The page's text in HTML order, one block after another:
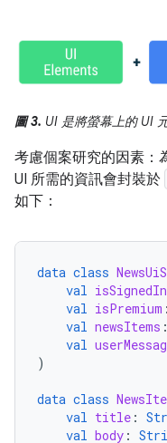
圖 3. UI 是將螢幕上的 UI
考慮個案研究的因素：
UI 所需的資訊會封裝於
如下：
data class
val isSignedIn
val isPremium :
val newsItems :
val
)
data class
val title :
val body :